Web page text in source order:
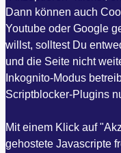
Dann können auch
Youtube oder Google
willst, solltest Du
und die Seite nicht
Inkognito-Modus
Scriptblocker-Plugins
Mit einem Klick auf
gehostete Javascripte